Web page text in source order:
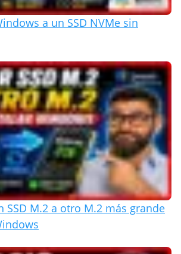
a un SSD NVMe sin
SSD M.2 a otro M.2 más grande